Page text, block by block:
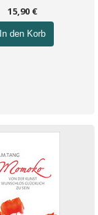
15,90 €
In den Korb